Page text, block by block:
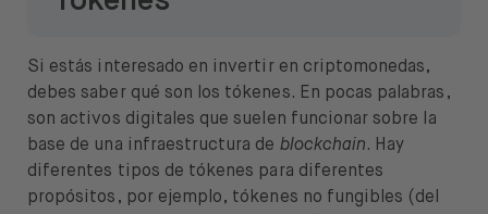
Si estás interesado en invertir en criptomonedas,
debes saber qué son los tókenes. En pocas palabras,
son activos digitales que suelen funcionar sobre la
base de una infraestructura de blockchain. Hay
diferentes tipos de tókenes para diferentes
propósitos, por ejemplo, tókenes no fungibles (del